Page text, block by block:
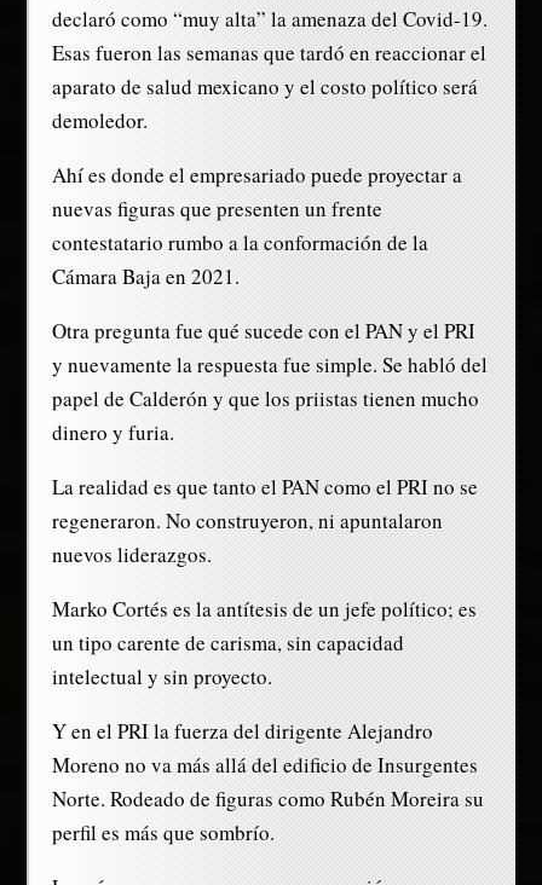
declaró como “muy alta” la amenaza del Covid-19.
Esas fueron las semanas que tardó en reaccionar el
aparato de salud mexicano y el costo político será
demoledor.
Ahí es donde el empresariado puede proyectar a
nuevas figuras que presenten un frente
contestatario rumbo a la conformación de la
Cámara Baja en 2021.
Otra pregunta fue qué sucede con el PAN y el PRI
y nuevamente la respuesta fue simple. Se habló del
papel de Calderón y que los priistas tienen mucho
dinero y furia.
La realidad es que tanto el PAN como el PRI no se
regeneraron. No construyeron, ni apuntalaron
nuevos liderazgos.
Marko Cortés es la antítesis de un jefe político; es
un tipo carente de carisma, sin capacidad
intelectual y sin proyecto.
Y en el PRI la fuerza del dirigente Alejandro
Moreno no va más allá del edificio de Insurgentes
Norte. Rodeado de figuras como Rubén Moreira su
perfil es más que sombrío.